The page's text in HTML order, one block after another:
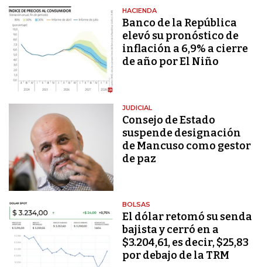
HACIENDA
Banco de la República
elevó su pronóstico de
inflación a 6,9% a cierre
de año por El Niño
JUDICIAL
Consejo de Estado
suspende designación
de Mancuso como gestor
de paz
BOLSAS
El dólar retomó su senda
bajista y cerró en a
$3.204,61, es decir, $25,83
por debajo de la TRM